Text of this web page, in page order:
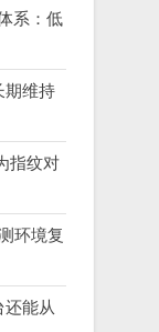
系：低
期维持
指纹对
环境复
还能从